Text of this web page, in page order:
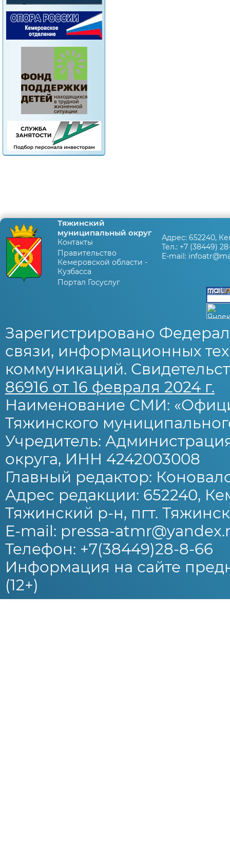
Тяжинский
муниципальный округ
Контакты
Правительство
Кемеровской области -
Кузбасса
Портал Госуслуг
Адрес: 652240,
Тел.: +7 (38449)
E-mail:
Зарегистрировано
связи, информационных
коммуникаций.
86916 от 16 февраля 2024 г.
Наименование СМИ:
Тяжинского
Учредитель:
округа, ИНН 4242003008
Главный редактор:
Адрес редакции: 652240,
Тяжинский р-н, пгт.
E-mail: pressa-
Телефон: +7(38449)28-8-66
Информация на сайте
(12+)